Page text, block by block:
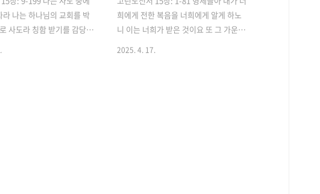
라 나는 하나님의 교회를 박
사도라 칭함 받기를 감당하
희에게 전한 복음을 너희에게 알게 하노
니 이는 너희가 받은 것이요 또 그 가운데
2025. 4. 17.